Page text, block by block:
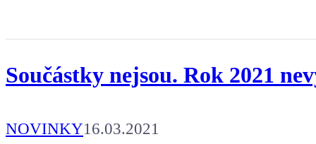
Součástky nejsou. Rok 2021
NOVINKY16.03.2021